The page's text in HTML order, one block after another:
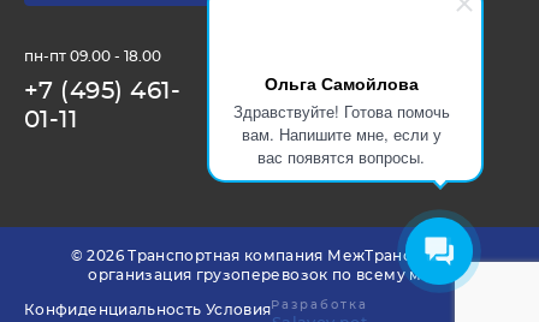
Ольга Самойлова
Здравствуйте! Готова помочь
вам. Напишите мне, если у
вас появятся вопросы.
пн-пт 09.00 - 18.00
+7 (495) 461-
01-11
© 2026 Транспортная компания МежТрансАвто —
организация грузоперевозок по всему миру
Конфиденциальность Условия Разработка